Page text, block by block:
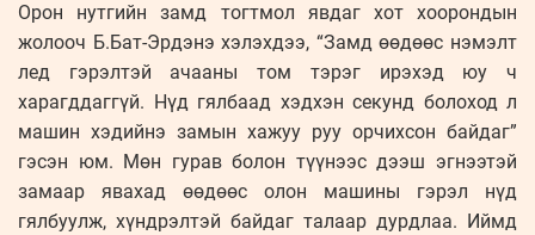
Орон нутгийн замд тогтмол явдаг хот хоорондын
жолооч Б.Бат-Эрдэнэ хэлэхдээ, “Замд өөдөөс нэмэлт
лед гэрэлтэй ачааны том тэрэг ирэхэд юу ч
харагддаггүй. Нүд гялбаад хэдхэн секунд болоход л
машин хэдийнэ замын хажуу руу орчихсон байдаг”
гэсэн юм. Мөн гурав болон түүнээс дээш эгнээтэй
замаар явахад өөдөөс олон машины гэрэл нүд
гялбуулж, хүндрэлтэй байдаг талаар дурдлаа. Иймд